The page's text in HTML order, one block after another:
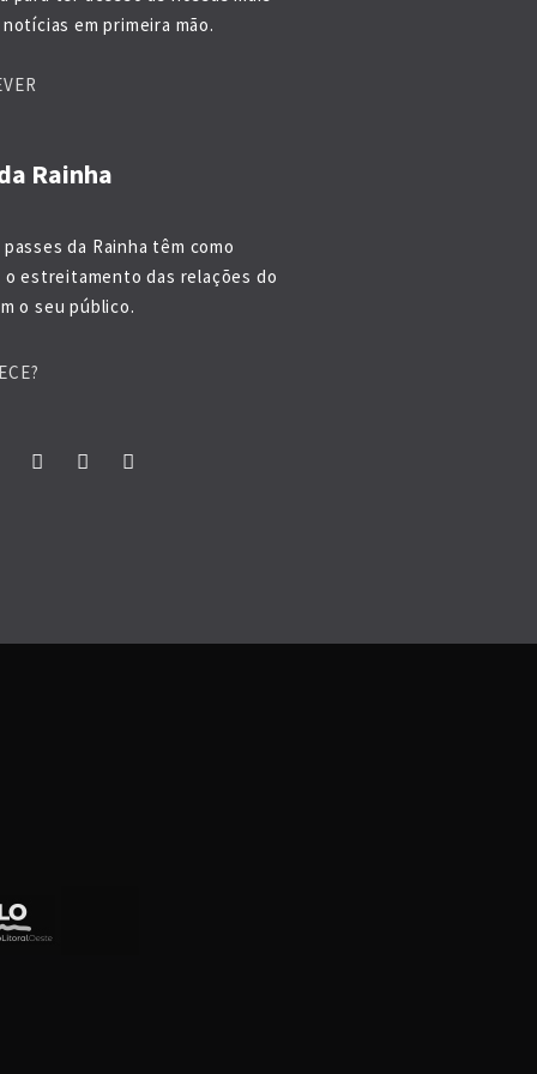
em primeira mão.
Rainha
da Rainha têm como
estreitamento das relações do
o seu público.